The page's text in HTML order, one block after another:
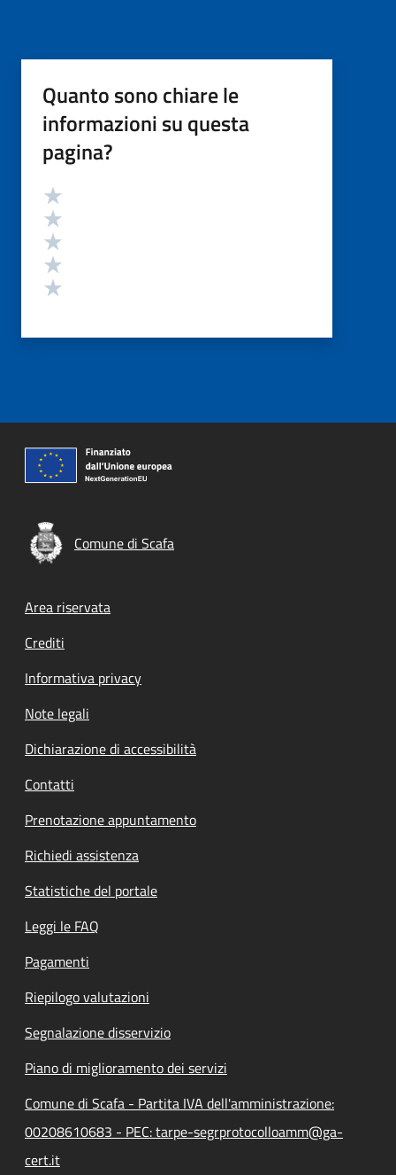
Quanto sono chiare le
informazioni su questa
pagina?
Valutazione
Comune di Scafa
Footer menu
Area riservata
Crediti
Informativa privacy
Note legali
Dichiarazione di accessibilità
Contatti
Prenotazione appuntamento
Richiedi assistenza
Statistiche del portale
Leggi le FAQ
Pagamenti
Riepilogo valutazioni
Segnalazione disservizio
Piano di miglioramento dei servizi
Comune di Scafa - Partita IVA dell'amministrazione:
00208610683 - PEC: tarpe-segrprotocolloamm@ga-
cert.it